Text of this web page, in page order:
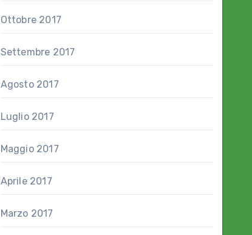
Ottobre 2017
Settembre 2017
Agosto 2017
Luglio 2017
Maggio 2017
Aprile 2017
Marzo 2017